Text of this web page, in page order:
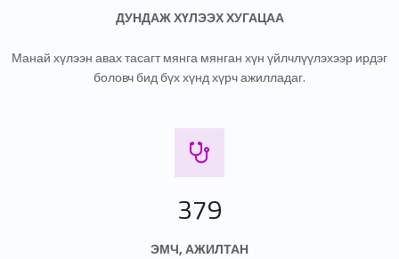
ДУНДАЖ ХҮЛЭЭХ ХУГАЦАА
Манай хүлээн авах тасагт мянга мянган хүн үйлчлүүлэхээр ирдэг
боловч бид бүх хүнд хүрч ажилладаг.
Эмч ажилтнууд
379
ЭМЧ, АЖИЛТАН